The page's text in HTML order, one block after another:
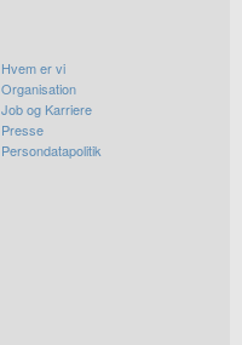
Hvem er vi
Organisation
Job og Karriere
Presse
Persondatapolitik